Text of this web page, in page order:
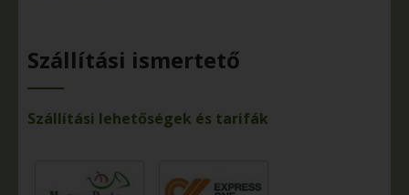
Szállítási ismertető
Szállítási lehetőségek és tarifák